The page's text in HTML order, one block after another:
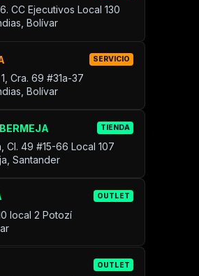
CC Ejecutivos Local 130
Bolívar
SERVICIO
Cra. 69 #31a-37
Bolívar
TIENDA
Cl. 49 #15-66 Local 107
Santander
OUTLET
local 2 Potozí
OUTLET